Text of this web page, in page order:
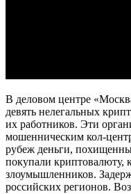
В деловом центре
девять нелегальных
их работников. Эти
мошенническим кол-
рубеж деньги,
покупали криптовалюту,
злоумышленников.
российских регионов.